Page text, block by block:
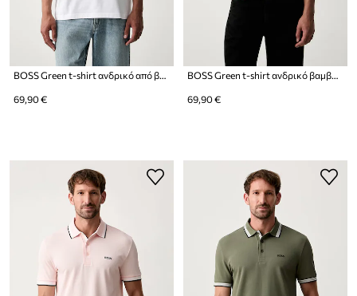
BOSS Green t-shirt ανδρικό από βαμβάκι με ελαστάν Tee Collar
69,90 €
BOSS Green t-shirt ανδρικό βαμβακερό με ελαστάν Tee Collar
69,90 €